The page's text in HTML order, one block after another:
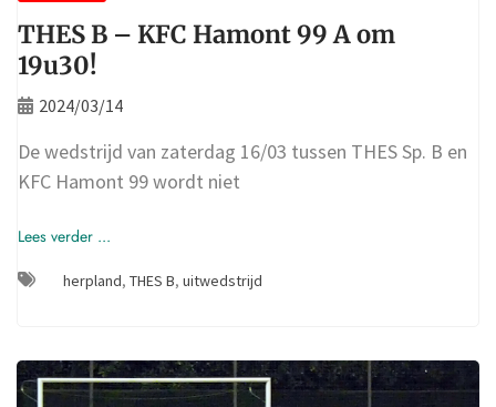
THES B – KFC Hamont 99 A om
19u30!
2024/03/14
De wedstrijd van zaterdag 16/03 tussen THES Sp. B en
KFC Hamont 99 wordt niet
Lees verder ...
herpland, THES B, uitwedstrijd